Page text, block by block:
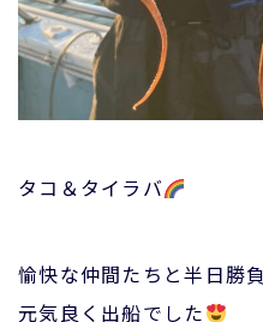
タコ＆タイラバ
愉快な仲間たちと半日勝
元気良く出船でした